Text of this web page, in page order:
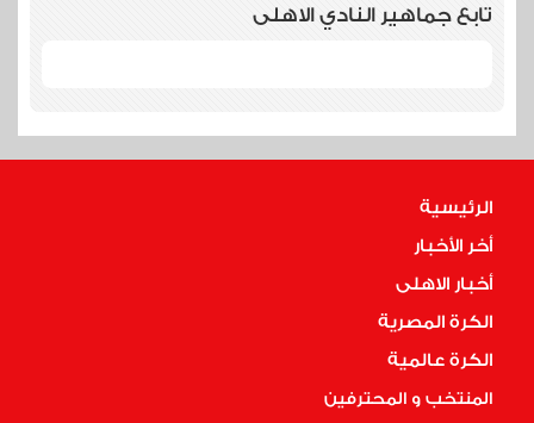
تابع جماهير النادي الاهلى
الرئيسية
أخر الأخبار
أخبار الاهلى
الكرة المصرية
الكرة عالمية
المنتخب و المحترفين